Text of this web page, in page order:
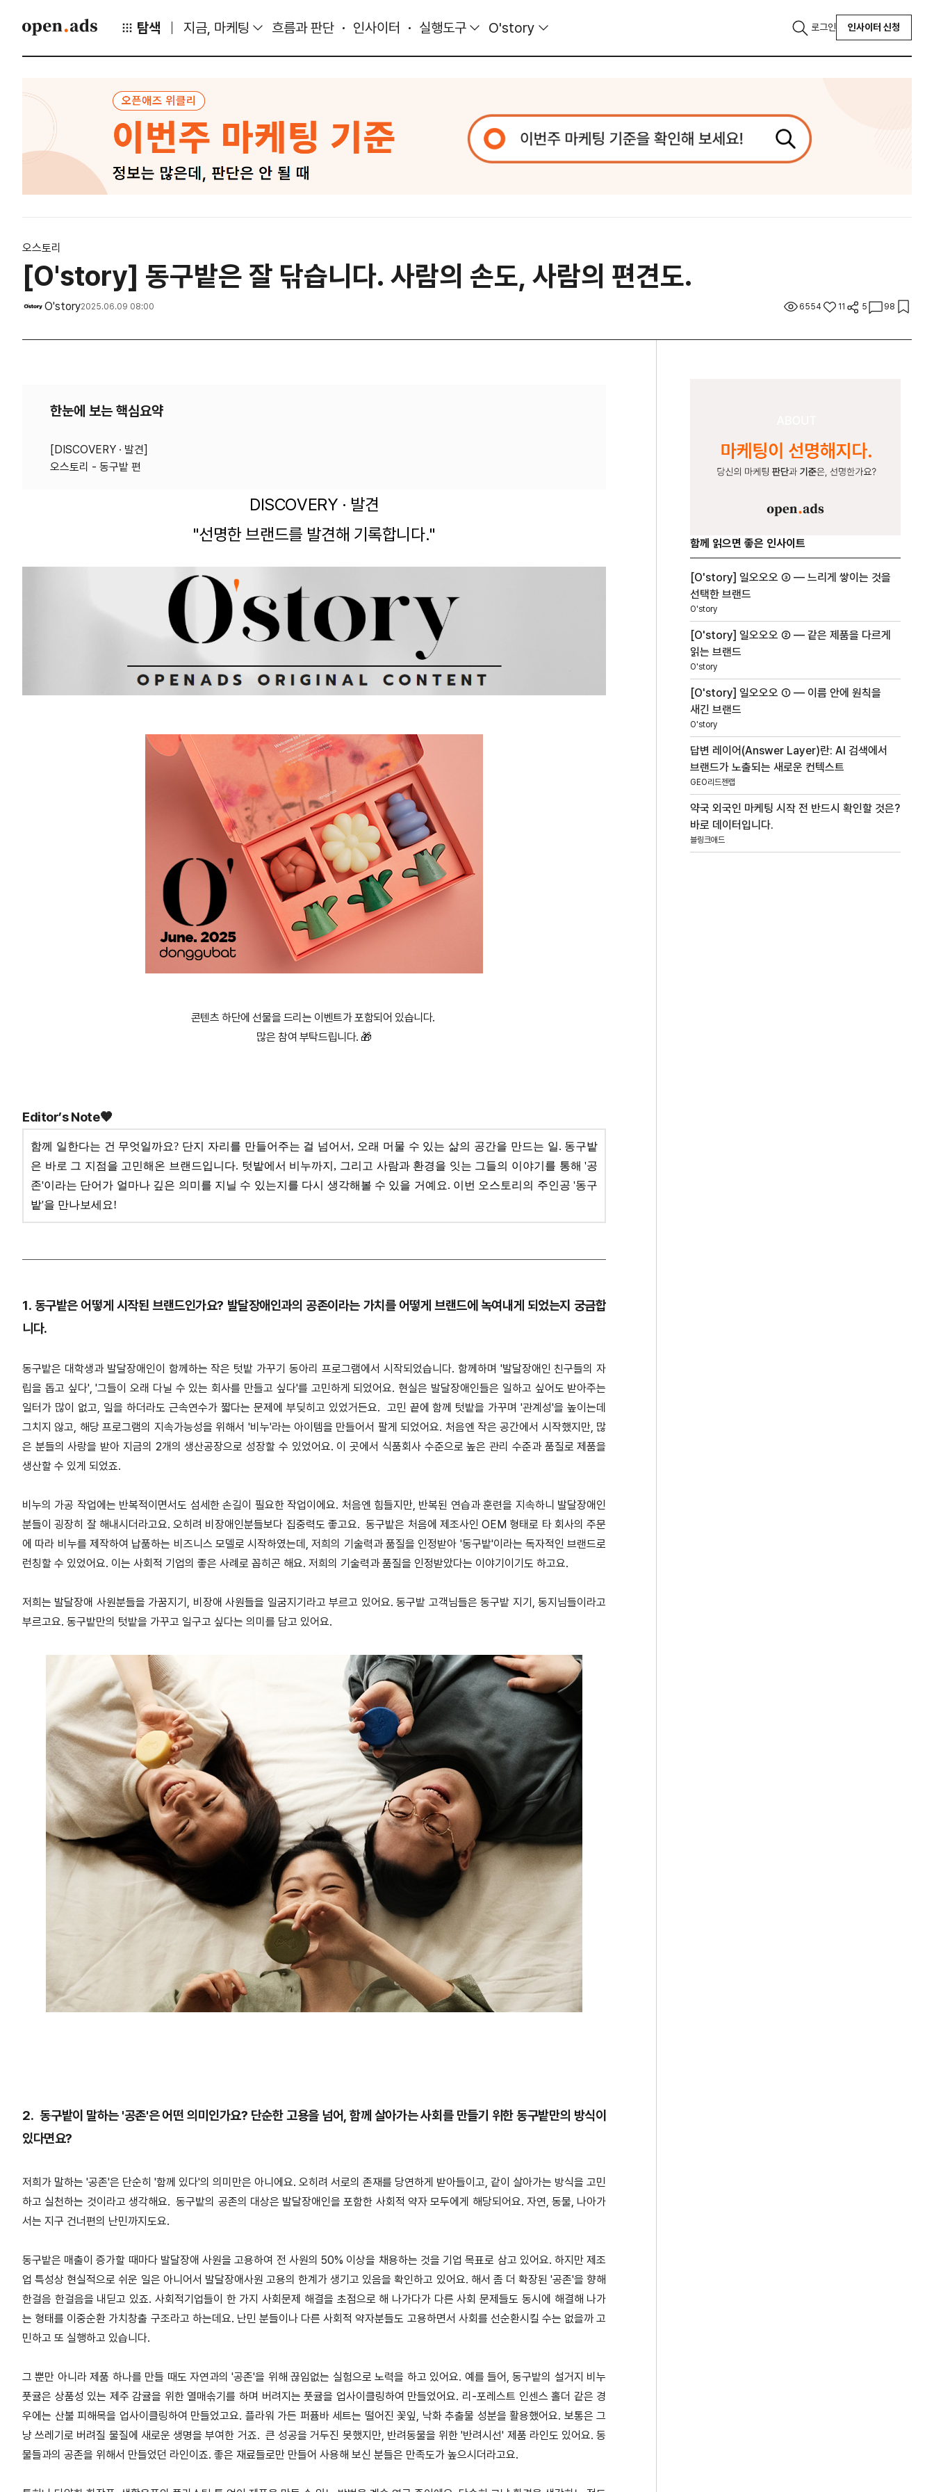
탐색 지금, 마케팅 흐름과 판단 인사이터 실행도구 O'story 로그인 인사이터 신청
오스토리
[O'story] 동구밭은 잘 닦습니다. 사람의 손도, 사람의 편견도.
O'story2025.06.09 08:00 6554 11 5 98
한눈에 보는 핵심요약
[DISCOVERY · 발견]
DISCOVERY · 발견
"선명한 브랜드를 발견해 기록합니다."
콘텐츠 하단에 선물을 드리는 이벤트가 포함되어 있습니다.
많은 참여 부탁드립니다. 🎁
Editor’sNote🧡
함께 일한다는 건 무엇일까요? 단지 자리를 만들어주는 걸 넘어서, 오래 머물 수 있는 삶의 공간을 만드는 일. 동구밭
은 바로 그 지점을 고민해온 브랜드입니다. 텃밭에서 비누까지, 그리고 사람과 환경을 잇는 그들의 이야기를 통해 '공
존'이라는 단어가 얼마나 깊은 의미를 지닐 수 있는지를 다시 생각해볼 수 있을 거예요. 이번 오스토리의 주인공 '동구
밭'을 만나보세요!
1. 동구밭은 어떻게 시작된 브랜드인가요? 발달장애인과의 공존이라는 가치를 어떻게 브랜드에 녹여내게 되었는지 궁금합
니다.
동구밭은 대학생과 발달장애인이 함께하는 작은 텃밭 가꾸기 동아리 프로그램에서 시작되었습니다. 함께하며 '발달장애인 친구들의 자
립을 돕고 싶다', '그들이 오래 다닐 수 있는 회사를 만들고 싶다'를 고민하게 되었어요. 현실은 발달장애인들은 일하고 싶어도 받아주는
일터가 많이 없고, 일을 하더라도 근속연수가 짧다는 문제에 부딪히고 있었거든요. 고민 끝에 함께 텃밭을 가꾸며 '관계성'을 높이는데
그치지 않고, 해당 프로그램의 지속가능성을 위해서 '비누'라는 아이템을 만들어서 팔게 되었어요. 처음엔 작은 공간에서 시작했지만, 많
은 분들의 사랑을 받아 지금의 2개의 생산공장으로 성장할 수 있었어요. 이 곳에서 식품회사 수준으로 높은 관리 수준과 품질로 제품을
생산할 수 있게 되었죠.
비누의 가공 작업에는 반복적이면서도 섬세한 손길이 필요한 작업이에요. 처음엔 힘들지만, 반복된 연습과 훈련을 지속하니 발달장애인
분들이 굉장히 잘 해내시더라고요. 오히려 비장애인분들보다 집중력도 좋고요. 동구밭은 처음에 제조사인 OEM 형태로 타 회사의 주문
에 따라 비누를 제작하여 납품하는 비즈니스 모델로 시작하였는데, 저희의 기술력과 품질을 인정받아 '동구밭'이라는 독자적인 브랜드로
런칭할 수 있었어요. 이는 사회적 기업의 좋은 사례로 꼽히곤 해요. 저희의 기술력과 품질을 인정받았다는 이야기이기도 하고요.
저희는 발달장애 사원분들을 가꿈지기, 비장애 사원들을 일굼지기라고 부르고 있어요. 동구밭 고객님들은 동구밭 지기, 동지님들이라고
부르고요. 동구밭만의 텃밭을 가꾸고 일구고 싶다는 의미를 담고 있어요.
2. 동구밭이 말하는 '공존'은 어떤 의미인가요? 단순한 고용을 넘어, 함께 살아가는 사회를 만들기 위한 동구밭만의 방식이
있다면요?
저희가 말하는 '공존'은 단순히 '함께 있다'의 의미만은 아니에요. 오히려 서로의 존재를 당연하게 받아들이고, 같이 살아가는 방식을 고민
하고 실천하는 것이라고 생각해요. 동구밭의 공존의 대상은 발달장애인을 포함한 사회적 약자 모두에게 해당되어요. 자연, 동물, 나아가
서는 지구 건너편의 난민까지도요.
동구밭은 매출이 증가할 때마다 발달장애 사원을 고용하여 전 사원의 50% 이상을 채용하는 것을 기업 목표로 삼고 있어요. 하지만 제조
업 특성상 현실적으로 쉬운 일은 아니어서 발달장애사원 고용의 한계가 생기고 있음을 확인하고 있어요. 해서 좀 더 확장된 '공존'을 향해
한걸음 한걸음을 내딛고 있죠. 사회적기업들이 한 가지 사회문제 해결을 초점으로 해 나가다가 다른 사회 문제들도 동시에 해결해 나가
는 형태를 이중순환 가치창출 구조라고 하는데요. 난민 분들이나 다른 사회적 약자분들도 고용하면서 사회를 선순환시킬 수는 없을까 고
민하고 또 실행하고 있습니다.
그 뿐만 아니라 제품 하나를 만들 때도 자연과의 '공존'을 위해 끊임없는 실험으로 노력을 하고 있어요. 예를 들어, 동구밭의 설거지 비누
풋귤은 상품성 있는 제주 감귤을 위한 열매솎기를 하며 버려지는 풋귤을 업사이클링하여 만들었어요. 리-포레스트 인센스 홀더 같은 경
우에는 산불 피해목을 업사이클링하여 만들었고요. 플라워 가든 퍼퓸바 세트는 떨어진 꽃잎, 낙화 추출물 성분을 활용했어요. 보통은 그
냥 쓰레기로 버려질 물질에 새로운 생명을 부여한 거죠. 큰 성공을 거두진 못했지만, 반려동물을 위한 '반려시선' 제품 라인도 있어요. 동
물들과의 공존을 위해서 만들었던 라인이죠. 좋은 재료들로만 만들어 사용해 보신 분들은 만족도가 높으시더라고요.
함께 읽으면 좋은 인사이트
[O'story] 일오오오 ③ — 느리게 쌓이는 것을
선택한 브랜드
O'story
[O'story] 일오오오 ② — 같은 제품을 다르게
읽는 브랜드
O'story
[O'story] 일오오오 ① — 이름 안에 원칙을
새긴 브랜드
O'story
답변 레이어(Answer Layer)란: AI 검색에서
브랜드가 노출되는 새로운 컨텍스트
GEO리드젠랩
약국 외국인 마케팅 시작 전 반드시 확인할 것은?
바로 데이터입니다.
블링크애드